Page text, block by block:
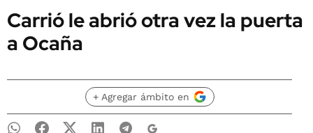
Carrió le abrió otra vez la puerta
a Ocaña
+ Agregar ámbito en